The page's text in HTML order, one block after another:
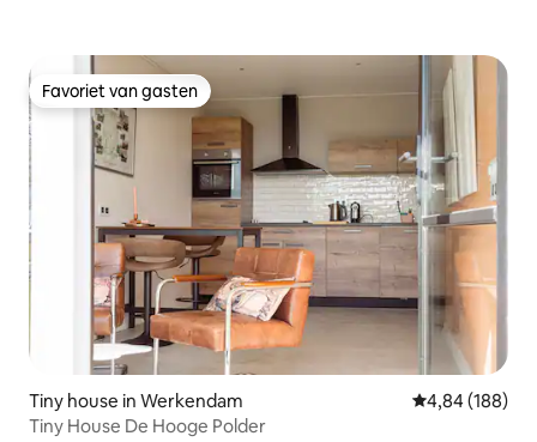
Favoriet van gasten
Favoriet van gasten
Tiny house in Werkendam Gemiddelde
4,84 (188)
Tiny House De Hooge Polder